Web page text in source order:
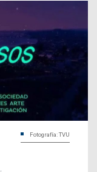
Fotografía: TVU